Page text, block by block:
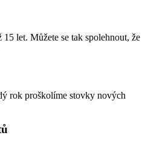
let. Můžete se tak spolehnout, že
rok proškolíme stovky nových